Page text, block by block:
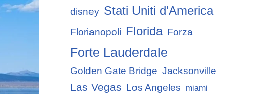
disney Stati Uniti d'America
Florianopoli Florida Forza
Forte Lauderdale
Golden Gate Bridge Jacksonville
Las Vegas Los Angeles miami